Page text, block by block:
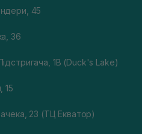
45
36
1В (Duck's Lake)
15
23 (ТЦ Екватор)